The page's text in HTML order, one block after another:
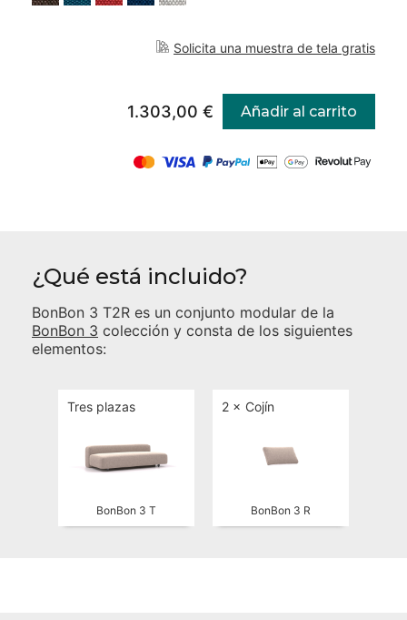
Solicita una muestra de tela gratis
1.303,00 € Añadir al carrito
¿Qué está incluido?
BonBon 3 T2R es un conjunto modular de la
BonBon 3 colección y consta de los siguientes
elementos:
Tres plazas
BonBon 3 T
2 × Cojín
BonBon 3 R